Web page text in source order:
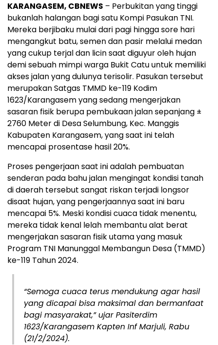
KARANGASEM, CBNEWS – Perbukitan yang tinggi
bukanlah halangan bagi satu Kompi Pasukan TNI.
Mereka berjibaku mulai dari pagi hingga sore hari
mengangkut batu, semen dan pasir melalui medan
yang cukup terjal dan licin saat diguyur oleh hujan
demi sebuah mimpi warga Bukit Catu untuk memiliki
akses jalan yang dulunya terisolir. Pasukan tersebut
merupakan Satgas TMMD ke-119 Kodim
1623/Karangasem yang sedang mengerjakan
sasaran fisik berupa pembukaan jalan sepanjang ±
2760 Meter di Desa Selumbung, Kec. Manggis
Kabupaten Karangasem, yang saat ini telah
mencapai prosentase hasil 20%.
Proses pengerjaan saat ini adalah pembuatan
senderan pada bahu jalan mengingat kondisi tanah
di daerah tersebut sangat riskan terjadi longsor
disaat hujan, yang pengerjaannya saat ini baru
mencapai 5%. Meski kondisi cuaca tidak menentu,
mereka tidak kenal lelah membantu alat berat
mengerjakan sasaran fisik utama yang masuk
Program TNI Manunggal Membangun Desa (TMMD)
ke-119 Tahun 2024.
“Semoga cuaca terus mendukung agar hasil
yang dicapai bisa maksimal dan bermanfaat
bagi masyarakat,” ujar Pasiterdim
1623/Karangasem Kapten Inf Marjuli, Rabu
(21/2/2024).